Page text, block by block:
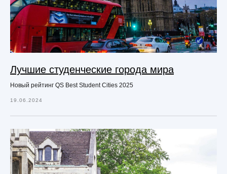
Лучшие студенческие города мира
Новый рейтинг QS Best Student Cities 2025
19.06.2024